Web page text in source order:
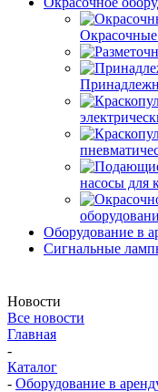
насосы для
Оборудование в
Сигнальные
Новости
Все новости
Главная
-
Каталог
- Оборудование в